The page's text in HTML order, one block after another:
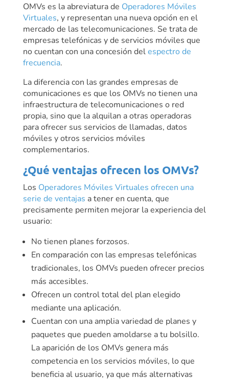
OMVs es la abreviatura de Operadores Móviles
Virtuales, y representan una nueva opción en el
mercado de las telecomunicaciones. Se trata de
empresas telefónicas y de servicios móviles que
no cuentan con una concesión delespectro de
frecuencia.
La diferencia con las grandes empresas de
comunicaciones es que los OMVs no tienen una
infraestructura de telecomunicaciones o red
propia, sino que la alquilan a otras operadoras
para ofrecer sus servicios de llamadas, datos
móviles y otros servicios móviles
complementarios.
¿Qué ventajas ofrecen los OMVs?
Los Operadores Móviles Virtuales ofrecen una
serie de ventajas a tener en cuenta, que
precisamente permiten mejorar la experiencia del
usuario:
No tienen planes forzosos.
En comparación con las empresas telefónicas
tradicionales, los OMVs pueden ofrecer precios
más accesibles.
Ofrecen un control total del plan elegido
mediante una aplicación.
Cuentan con una amplia variedad de planes y
paquetes que pueden amoldarse a tu bolsillo.
La aparición de los OMVs genera más
competencia en los servicios móviles, lo que
beneficia al usuario, ya que más alternativas